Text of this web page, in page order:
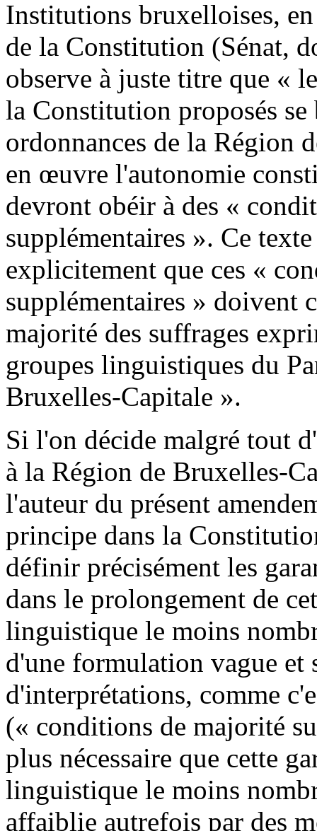
Institutions bruxelloises,
de la Constitution (Sénat,
observe à juste titre que «
la Constitution proposés se
ordonnances de la Région
en œuvre l'autonomie
devront obéir à des «
supplémentaires ». Ce
explicitement que ces «
supplémentaires » doivent
majorité des suffrages
groupes linguistiques du
Bruxelles-Capitale ».
Si l'on décide malgré tout
à la Région de Bruxelles-
l'auteur du présent
principe dans la
définir précisément les
dans le prolongement de
linguistique le moins
d'une formulation vague et
d'interprétations, comme
(« conditions de majorité
plus nécessaire que cette
linguistique le moins
affaiblie autrefois par des